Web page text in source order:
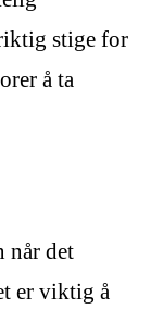
stige for
å ta
når det
er viktig å